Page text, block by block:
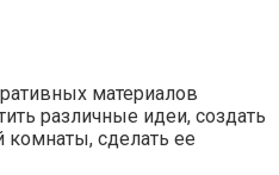
материалов
различные идеи, создать
комнаты, сделать ее